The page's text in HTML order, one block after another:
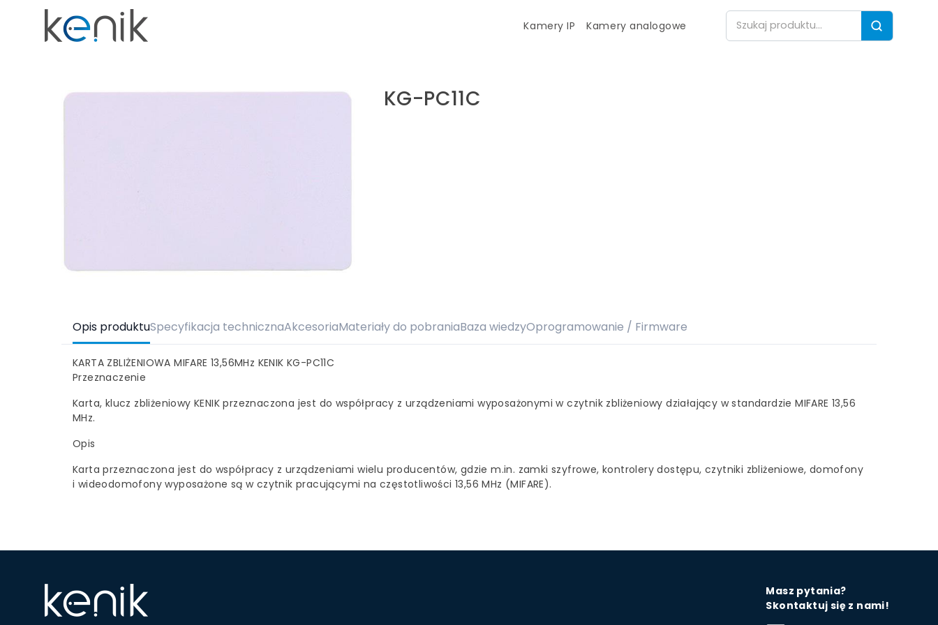
Kamery IP Kamery analogowe
KG-PC11C
Opis produktuSpecyfikacja technicznaAkcesoriaMateriały do pobraniaBaza wiedzyOprogramowanie / Firmware
KARTA ZBLIŻENIOWA MIFARE 13,56MHz KENIK KG-PC11C
Przeznaczenie
Karta, klucz zbliżeniowy KENIK przeznaczona jest do współpracy z urządzeniami wyposażonymi w czytnik zbliżeniowy działający w standardzie MIFARE 13,56
MHz.
Opis
Karta przeznaczona jest do współpracy z urządzeniami wielu producentów, gdzie m.in. zamki szyfrowe, kontrolery dostępu, czytniki zbliżeniowe, domofony
i wideodomofony wyposażone są w czytnik pracującymi na częstotliwości 13,56 MHz (MIFARE).
Masz pytania?
Skontaktuj się z nami!